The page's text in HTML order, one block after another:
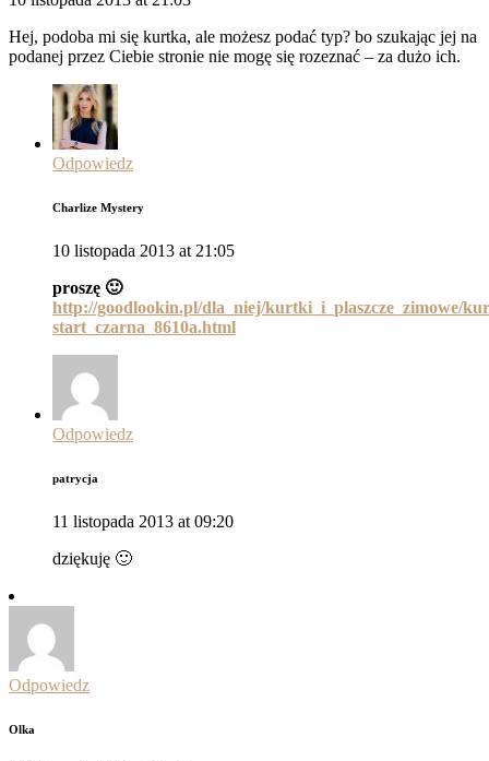
Hej, podoba mi się kurtka, ale możesz podać typ? bo szukając jej na
podanej przez Ciebie stronie nie mogę się rozeznać – za dużo ich.
Odpowiedz
Charlize Mystery
10 listopada 2013 at 21:05
proszę 🙂
http://goodlookin.pl/dla_niej/kurtki_i_plaszcze_zimowe/
start_czarna_8610a.html
Odpowiedz
patrycja
11 listopada 2013 at 09:20
dziękuję 🙂
Odpowiedz
Olka